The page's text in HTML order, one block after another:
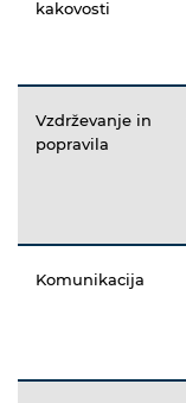
kakovosti
Vzdrževanje in
popravila
Komunikacija